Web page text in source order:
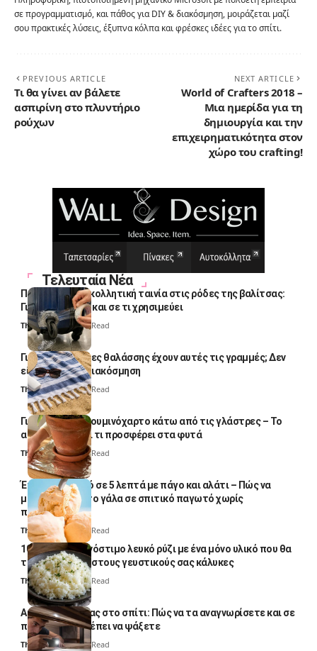
σε προγραμματισμό, και πάθος για DIY & διακόσμηση, μοιράζεται μαζί
σου πρακτικές λύσεις, έξυπνα κόλπα και φρέσκες ιδέες για το σπίτι.
PREVIOUS ARTICLE
Τι θα γίνει αν βάλετε
ασπιρίνη στο πλυντήριο
ρούχων
NEXT ARTICLE
World of Crafters 2018 –
Μια ημερίδα για τη
δημιουργία και την
επιχειρηματικότητα στον
χώρο του crafting!
Τελευταία Νέα
Πολλοί βάζουν κολλητική ταινία στις ρόδες της βαλίτσας:
Γιατί το κάνουν και σε τι χρησιμεύει
Thali Ombre4 Min Read
Γιατί οι πετσέτες θαλάσσης έχουν αυτές τις γραμμές; Δεν
είναι μόνο για διακόσμηση
Thali Ombre5 Min Read
Γιατί βάζουν αλουμινόχαρτο κάτω από τις γλάστρες – Το
απλό κόλπο και τι προσφέρει στα φυτά
Thali Ombre4 Min Read
Έτοιμο παγωτό σε 5 λεπτά με πάγο και αλάτι – Πώς να
μετατρέψετε το γάλα σε σπιτικό παγωτό χωρίς
παγωτομηχανή
Thali Ombre 4 Min Read
10 φορές ποιο νόστιμο λευκό ρύζι με ένα μόνο υλικό που θα
το απογειώσει στους γευστικούς σας κάλυκες
Thali Ombre4 Min Read
Αυγά κατσαρίδας στο σπίτι: Πώς να τα αναγνωρίσετε και σε
ποια σημεία πρέπει να ψάξετε
Thali Ombre4 Min Read